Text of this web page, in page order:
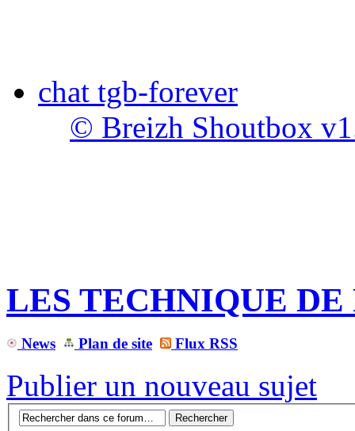
chat tgb-forever
© Breizh Shoutbox
LES TECHNIQUE
News Plan de site Flux RSS
Publier un nouveau sujet